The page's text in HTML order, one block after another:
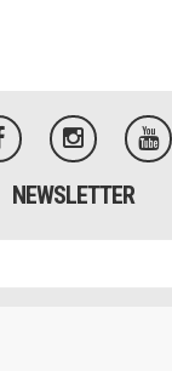
NEWSLETTER